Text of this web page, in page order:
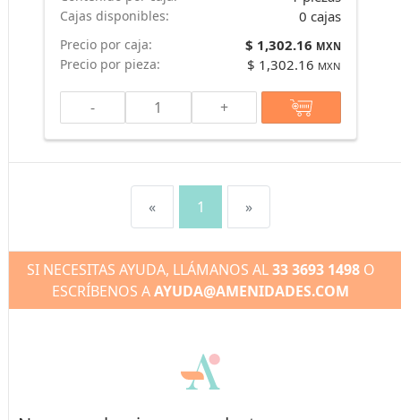
Cajas disponibles: 0 cajas
Precio por caja: $ 1,302.16 MXN
Precio por pieza: $ 1,302.16 MXN
- +
« 1 »
SI NECESITAS AYUDA, LLÁMANOS AL33 3693 1498O
ESCRÍBENOS AAYUDA@AMENIDADES.COM